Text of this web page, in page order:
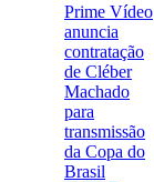
Prime Vídeo
anuncia
contratação
de Cléber
Machado
para
transmissão
da Copa do
Brasil